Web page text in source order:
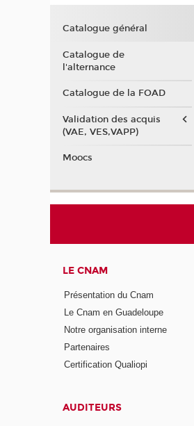
Catalogue général
Catalogue de
l'alternance
Catalogue de la FOAD
Validation des acquis
(VAE, VES,VAPP)
Moocs
LE CNAM
Présentation du Cnam
Le Cnam en Guadeloupe
Notre organisation interne
Partenaires
Certification Qualiopi
AUDITEURS